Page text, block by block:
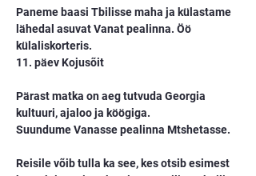
Paneme baasi Tbilisse maha ja külastame
lähedal asuvat Vanat pealinna. Öö
külaliskorteris.
11. päev Kojusõit
Pärast matka on aeg tutvuda Georgia
kultuuri, ajaloo ja köögiga.
Suundume Vanasse pealinna Mtshetasse.
Reisile võib tulla ka see, kes otsib esimest